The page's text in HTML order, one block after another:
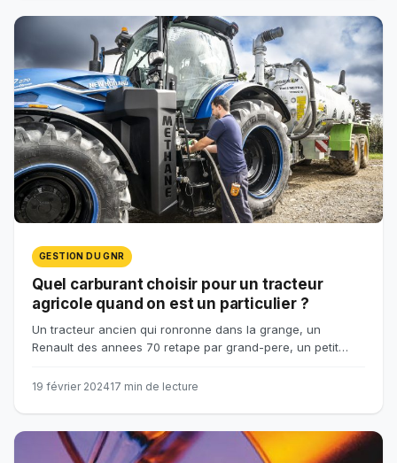
GESTION DU GNR
Quel carburant choisir pour un tracteur
agricole quand on est un particulier ?
Un tracteur ancien qui ronronne dans la grange, un
Renault des annees 70 retape par grand-pere, un petit…
19 février 202417 min de lecture